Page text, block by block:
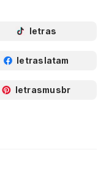
letras
letraslatam
letrasmusbr